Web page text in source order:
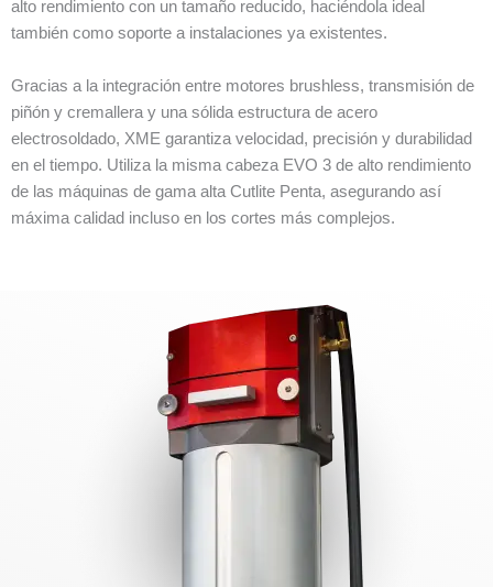
alto rendimiento con un tamaño reducido, haciéndola ideal
también como soporte a instalaciones ya existentes.
Gracias a la integración entre motores brushless, transmisión de
piñón y cremallera y una sólida estructura de acero
electrosoldado, XME garantiza velocidad, precisión y durabilidad
en el tiempo. Utiliza la misma cabeza EVO 3 de alto rendimiento
de las máquinas de gama alta Cutlite Penta, asegurando así
máxima calidad incluso en los cortes más complejos.